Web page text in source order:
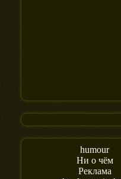
humour
Ни о чём
Реклама